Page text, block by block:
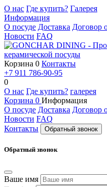
О нас Где купить? Галерея
Информация
О посуде Доставка Договор
Новости FAQ
Корзина 0 Контакты
+7 911 786-90-95
0
О нас Где купить? галерея
Корзина 0 Информация
О посуде Доставка Договор
Новости FAQ
Контакты
Обратный звонок
Обратный звонок
Ваше имя